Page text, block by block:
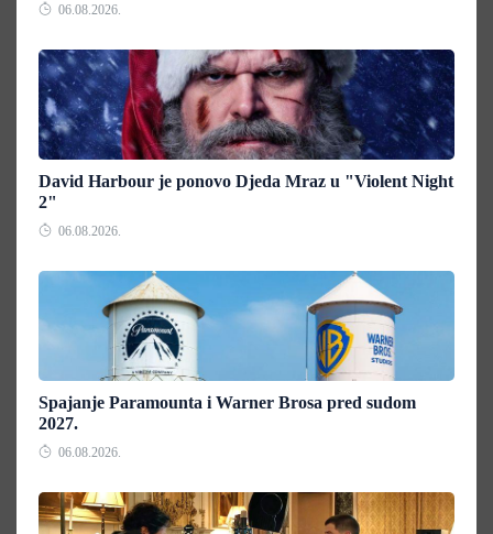
06.08.2026.
David Harbour je ponovo Djeda Mraz u "Violent Night
2"
06.08.2026.
Spajanje Paramounta i Warner Brosa pred sudom
2027.
06.08.2026.